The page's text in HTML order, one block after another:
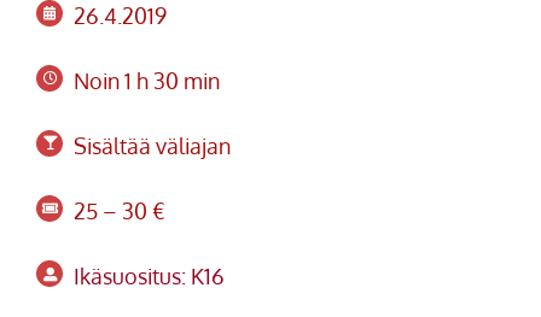
26.4.2019
Noin 1 h 30 min
Sisältää väliajan
25 – 30 €
Ikäsuositus: K16